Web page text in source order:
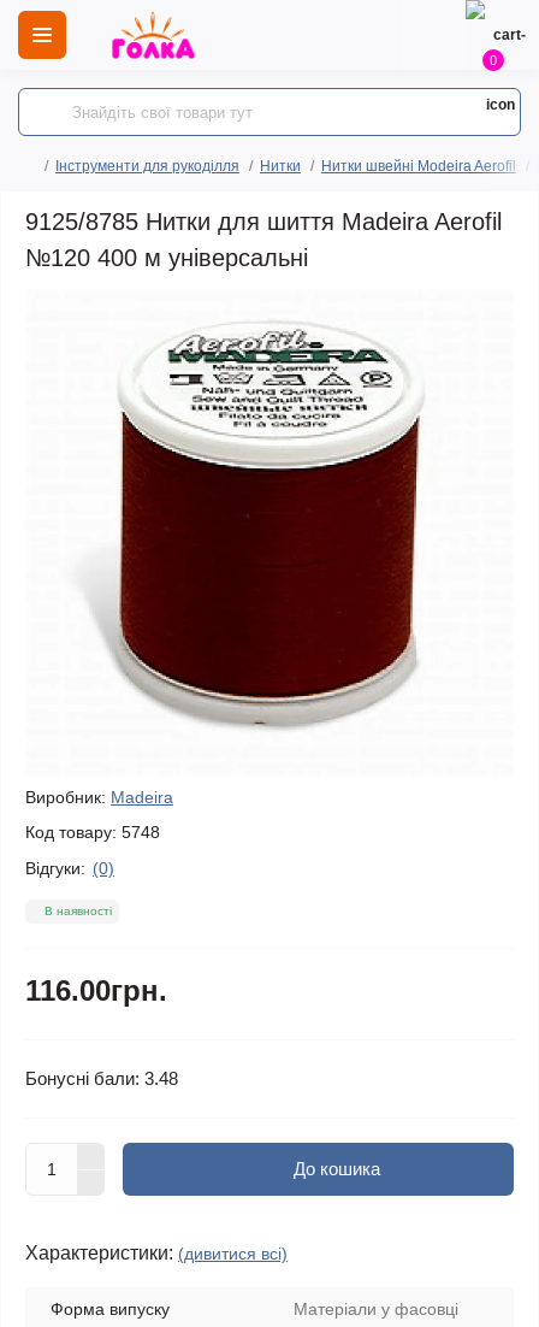
0
Інструменти для рукоділля Нитки Нитки швейні Modeira Aerofil
9125/8785 Нитки для шиття Madeira Aerofil
№120 400 м універсальні
Виробник: Madeira
Код товару: 5748
Відгуки: (0)
В наявності
116.00грн.
Бонусні бали: 3.48
До кошика
Характеристики: (дивитися всі)
Форма випуску Матеріали у фасовці